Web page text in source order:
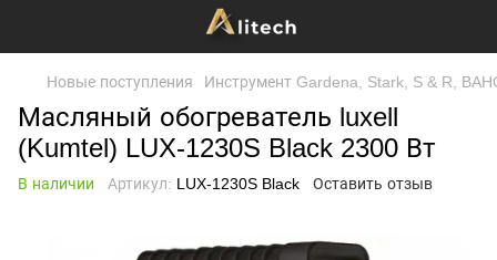
Новые поступления Инструмент Gardena, Stark, S & R,
Масляный обогреватель luxell
(Kumtel) LUX-1230S Black 2300 Вт
В наличии Артикул: LUX-1230S Black Оставить отзыв